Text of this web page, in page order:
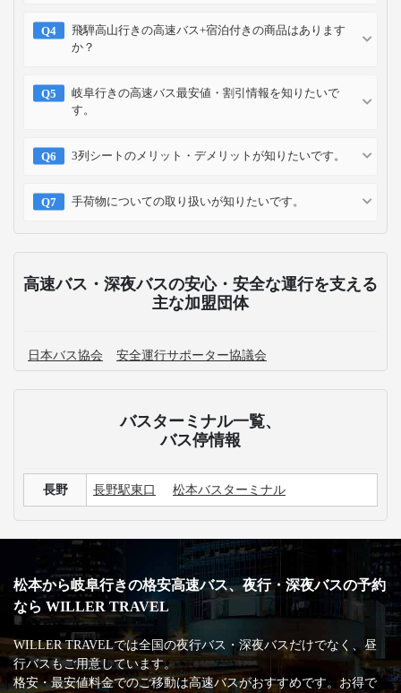
飛騨高山行きの高速バス+宿泊付きの商品はあります
か？
岐阜行きの高速バス最安値・割引情報を知りたいで
す。
3列シートのメリット・デメリットが知りたいです。
手荷物についての取り扱いが知りたいです。
高速バス・深夜バスの安心・安全な運行を支える
主な加盟団体
日本バス協会 安全運行サポーター協議会
バスターミナル一覧、
バス停情報
長野 長野駅東口 松本バスターミナル
松本から岐阜行きの格安高速バス、夜行・深夜バスの予約
なら WILLER TRAVEL
WILLER TRAVELでは全国の夜行バス・深夜バスだけでなく、昼
行バスもご用意しています。
格安・最安値料金でのご移動は高速バスがおすすめです。お得で